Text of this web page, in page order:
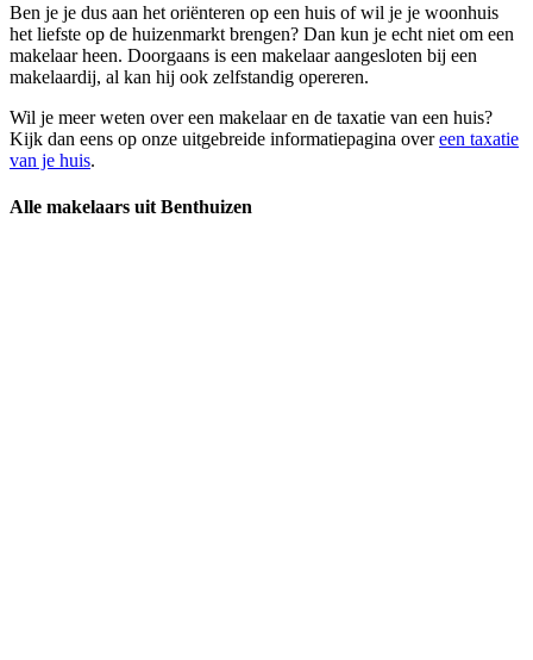
Ben je je dus aan het oriënteren op een huis of wil je je woonhuis
het liefste op de huizenmarkt brengen? Dan kun je echt niet om een
makelaar heen. Doorgaans is een makelaar aangesloten bij een
makelaardij, al kan hij ook zelfstandig opereren.
Wil je meer weten over een makelaar en de taxatie van een huis?
Kijk dan eens op onze uitgebreide informatiepagina overeen taxatie
van je huis.
Alle makelaars uit Benthuizen